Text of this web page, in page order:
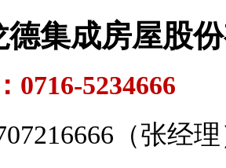
德集成房屋股
0716-5234666
（张经